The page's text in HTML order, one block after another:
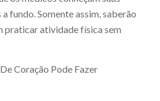
a fundo.Somente assim, saberão
praticar atividade física sem
Coração Pode Fazer